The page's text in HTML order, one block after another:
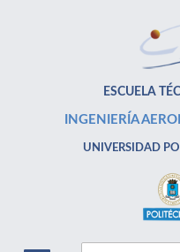
ESCUELA
INGENIERÍA
UNIVERSIDAD